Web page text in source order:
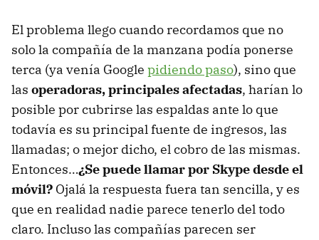
El problema llego cuando recordamos que no
solo la compañía de la manzana podía ponerse
terca (ya venía Google pidiendo paso), sino que
las operadoras, principales afectadas, harían lo
posible por cubrirse las espaldas ante lo que
todavía es su principal fuente de ingresos, las
llamadas; o mejor dicho, el cobro de las mismas.
Entonces…¿Se puede llamar por Skype desde el
móvil? Ojalá la respuesta fuera tan sencilla, y es
que en realidad nadie parece tenerlo del todo
claro. Incluso las compañías parecen ser